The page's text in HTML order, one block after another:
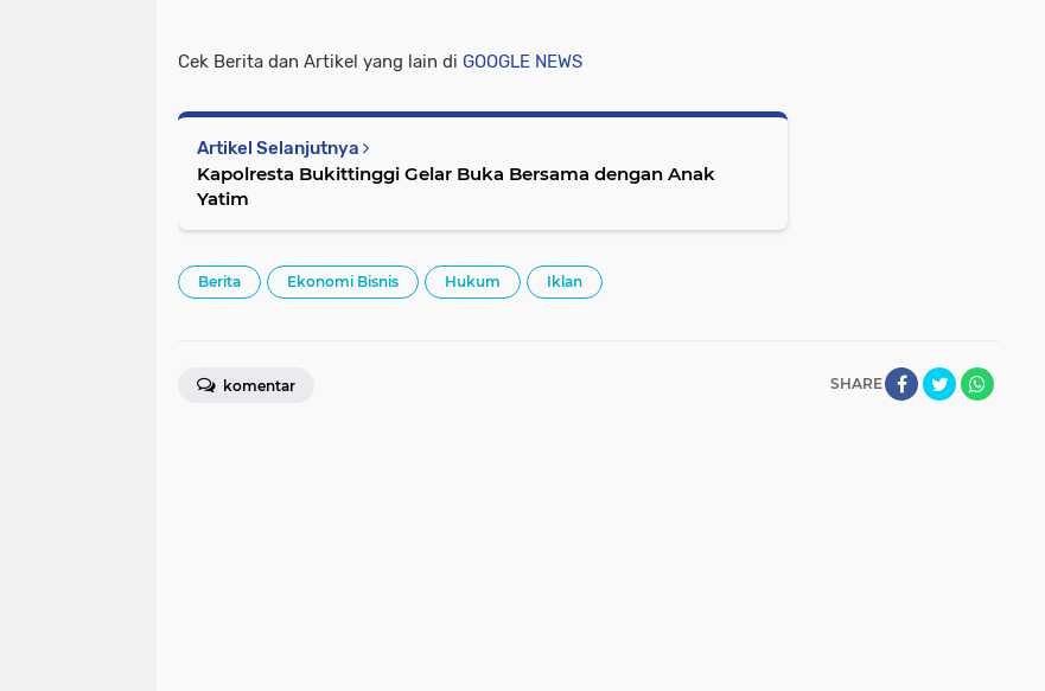
Cek Berita dan Artikel yang lain di GOOGLE NEWS
Artikel Selanjutnya
Kapolresta Bukittinggi Gelar Buka Bersama dengan Anak
Yatim
Berita Ekonomi Bisnis Hukum Iklan
SHARE
komentar